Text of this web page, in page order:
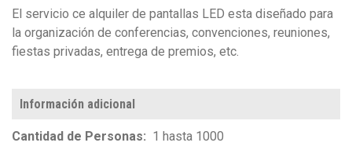
El servicio ce alquiler de pantallas LED esta diseñado para
la organización de conferencias, convenciones, reuniones,
fiestas privadas, entrega de premios, etc.
Información adicional
Cantidad de Personas
1 hasta 1000